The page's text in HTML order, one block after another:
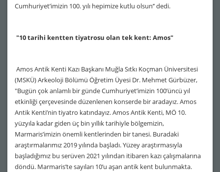
Cumhuriyet’imizin 100. yılı hepimize kutlu olsun’’ dedi.
"10 tarihi kentten tiyatrosu olan tek kent: Amos"
Amos Antik Kenti Kazı Başkanı Muğla Sıtkı Koçman Üniversitesi
(MSKÜ) Arkeoloji Bölümü Öğretim Üyesi Dr. Mehmet Gürbüzer,
"Bugün çok anlamlı bir günde Cumhuriyet’imizin 100’üncü yıl
etkinliği çerçevesinde düzenlenen konserde bir aradayız. Amos
Antik Kenti’nin tiyatro katındayız. Amos Antik Kenti, MÖ 10.
yüzyıla kadar giden üç bin yıllık tarihiyle bölgemizin,
Marmaris’imizin önemli kentlerinden bir tanesi. Buradaki
araştırmalarımız 2019 yılında başladı. Yüzey araştırmasıyla
başladığımız bu serüven 2021 yılından itibaren kazı çalışmalarına
döndü. Marmaris’te sayıları 10’u aşan antik kent bulunmakta.